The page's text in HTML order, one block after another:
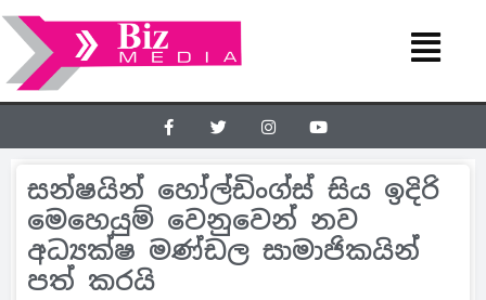
සන්ෂයින් හෝල්ඩිංග්ස් සිය ඉදිරි
මෙහෙයුම් වෙනුවෙන් නව
අධ්‍යක්ෂ මණ්ඩල සාමාජිකයින්
පත් කරයි